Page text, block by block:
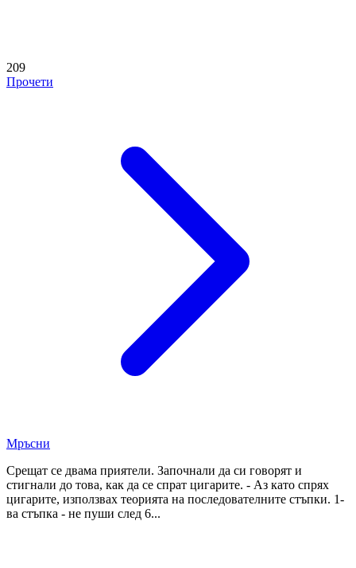
209
Прочети
Мръсни
Срещат се двама приятели. Започнали да си говорят и
стигнали до това, как да се спрат цигарите. - Аз като спрях
цигарите, използвах теорията на последователните стъпки. 1-
ва стъпка - не пуши след 6...